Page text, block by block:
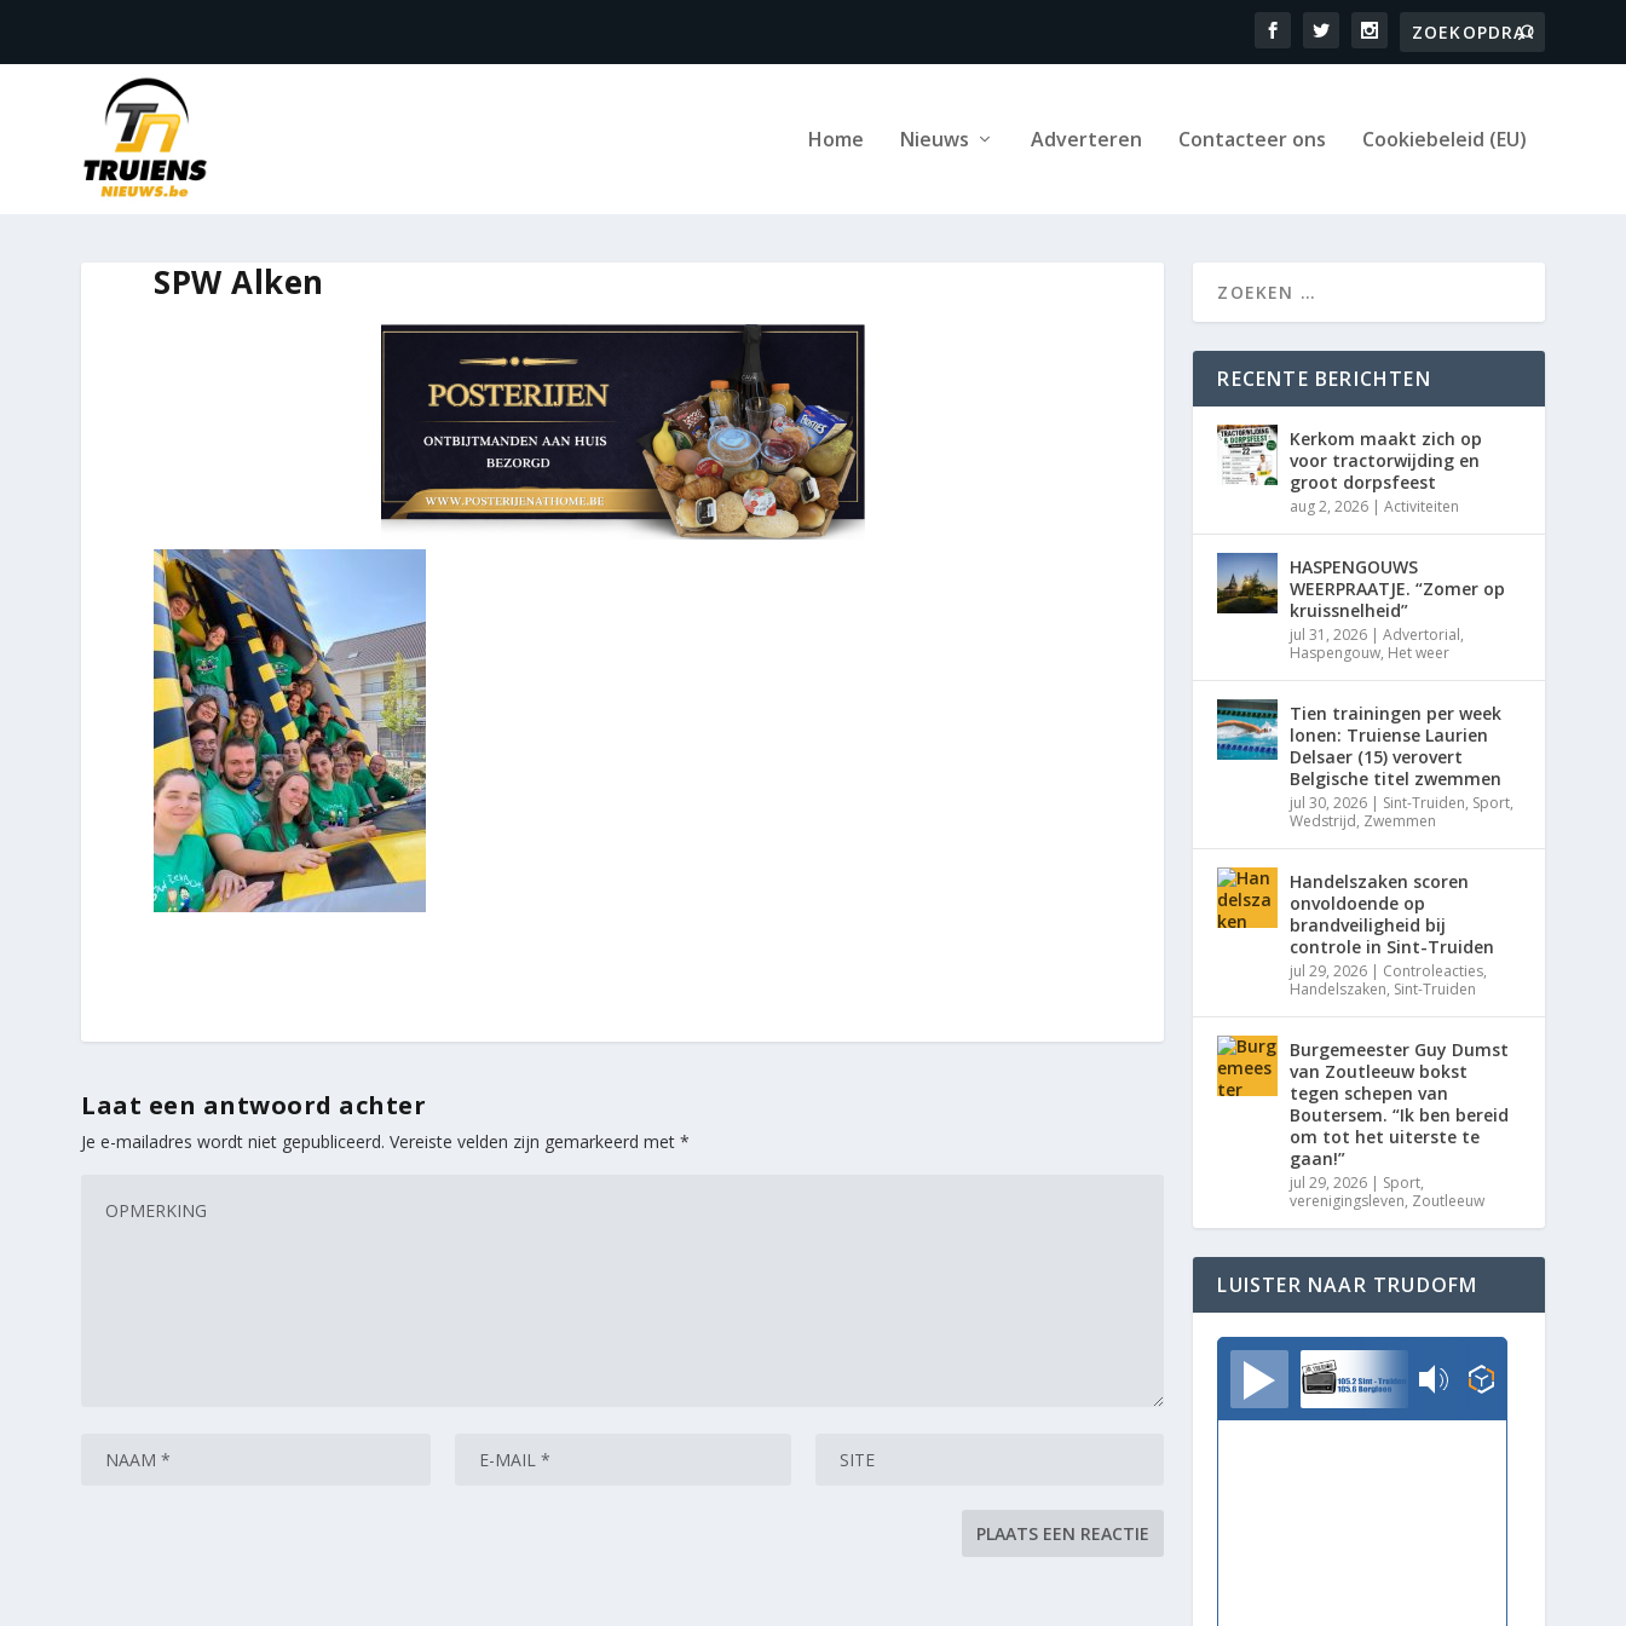
Home Nieuws Adverteren Contacteer ons Cookiebeleid (EU)
SPW Alken
Laat een antwoord achter
Je e-mailadres wordt niet gepubliceerd. Vereiste velden zijn gemarkeerd met*
RECENTE BERICHTEN
Kerkom maakt zich op
voor tractorwijding en
groot dorpsfeest
aug 2, 2026 |Activiteiten
HASPENGOUWS
WEERPRAATJE. “Zomer op
kruissnelheid”
jul 31, 2026 |Advertorial,
Haspengouw, Het weer
Tien trainingen per week
lonen: Truiense Laurien
Delsaer (15) verovert
Belgische titel zwemmen
jul 30, 2026 | Sint-Truiden, Sport,
Wedstrijd, Zwemmen
Handelszaken scoren
onvoldoende op
brandveiligheid bij
controle in Sint-Truiden
jul 29, 2026 | Controleacties,
Handelszaken, Sint-Truiden
Burgemeester Guy Dumst
van Zoutleeuw bokst
tegen schepen van
Boutersem. “Ik ben bereid
om tot het uiterste te
gaan!”
jul 29, 2026 | Sport,
verenigingsleven, Zoutleeuw
LUISTER NAAR TRUDOFM
TrudoFM